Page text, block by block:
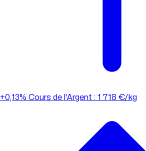
+0,13% Cours de l'Argent : 1 718 €/kg